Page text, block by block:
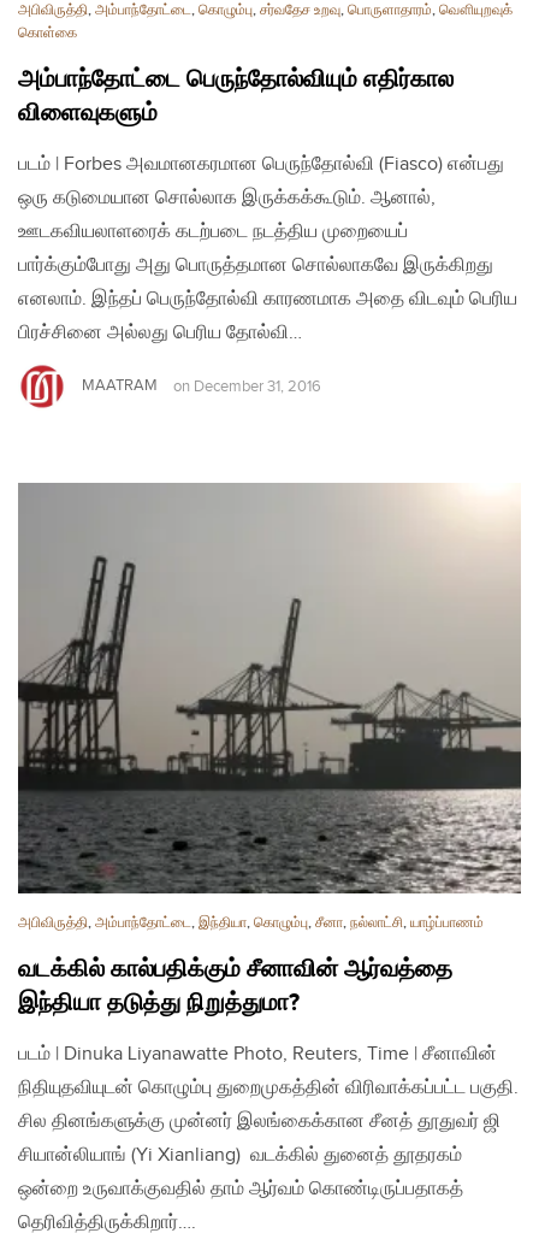
அபிவிருத்தி, அம்பாந்தோட்டை, கொழும்பு, சர்வதேச உறவு, பொருளாதாரம், வௌியுறவுக்
கொள்கை
அம்பாந்தோட்டை பெருந்தோல்வியும் எதிர்கால
விளைவுகளும்
படம் | Forbes அவமானகரமான பெருந்தோல்வி (Fiasco) என்பது
ஒரு கடுமையான சொல்லாக இருக்கக்கூடும். ஆனால்,
ஊடகவியலாளரைக் கடற்படை நடத்திய முறையைப்
பார்க்கும்போது அது பொருத்தமான சொல்லாகவே இருக்கிறது
எனலாம். இந்தப் பெருந்தோல்வி காரணமாக அதை விடவும் பெரிய
பிரச்சினை அல்லது பெரிய தோல்வி…
MAATRAM on December 31, 2016
அபிவிருத்தி, அம்பாந்தோட்டை, இந்தியா, கொழும்பு, சீனா, நல்லாட்சி, யாழ்ப்பாணம்
வடக்கில் கால்பதிக்கும் சீனாவின் ஆர்வத்தை
இந்தியா தடுத்து நிறுத்துமா?
படம் | Dinuka Liyanawatte Photo, Reuters, Time | சீனாவின்
நிதியுதவியுடன் கொழும்பு துறைமுகத்தின் விரிவாக்கப்பட்ட பகுதி.
சில தினங்களுக்கு முன்னர் இலங்கைக்கான சீனத் தூதுவர் ஜி
சியான்லியாங் (Yi Xianliang) வடக்கில் துனைத் தூதரகம்
ஒன்றை உருவாக்குவதில் தாம் ஆர்வம் கொண்டிருப்பதாகத்
தெரிவித்திருக்கிறார்….